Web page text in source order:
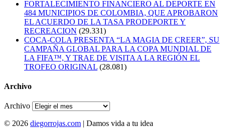
FORTALECIMIENTO FINANCIERO AL DEPORTE EN
484 MUNICIPIOS DE COLOMBIA, QUE APROBARON
EL ACUERDO DE LA TASA PRODEPORTE Y
RECREACION (29.331)
COCA-COLA PRESENTA “LA MAGIA DE CREER”, SU
CAMPAÑA GLOBAL PARA LA COPA MUNDIAL DE
LA FIFA™, Y TRAE DE VISITA A LA REGIÓN EL
TROFEO ORIGINAL (28.081)
Archivo
Archivo
© 2026 diegorrojas.com | Damos vida a tu idea